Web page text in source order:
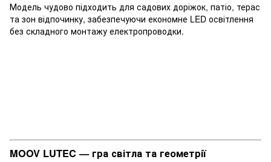
Модель чудово підходить для садових доріжок, патіо, терас
та зон відпочинку, забезпечуючи економне LED освітлення
без складного монтажу електропроводки.
MOOV LUTEC — гра світла та геометрії